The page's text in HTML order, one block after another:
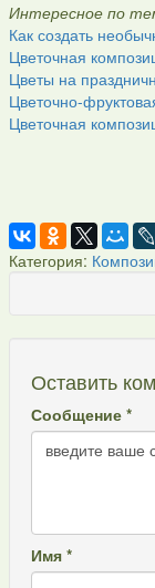
Интересное по
Как создать
Цветочная
Цветы на
Цветочно-
Цветочная
Категория:
Оставить
Сообщение *
Имя *